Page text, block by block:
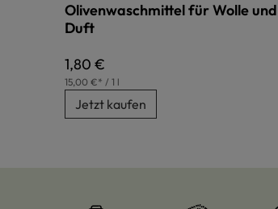
Olivenwaschmittel für Wolle
Duft
Regulärer Preis:
1,80 €
15,00 €* / 1 l
Jetzt kaufen